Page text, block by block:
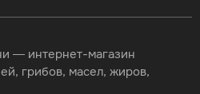
— интернет-магазин
грибов, масел, жиров,